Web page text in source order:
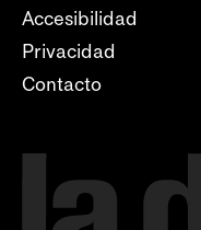
Accesibilidad
Privacidad
Contacto